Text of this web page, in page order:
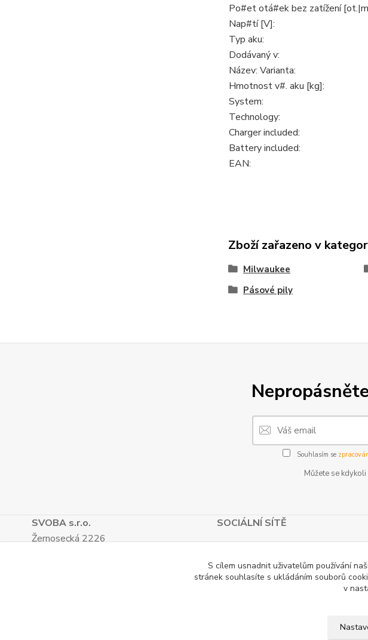
Po#et otá#ek bez zatížení
Nap#tí [V]:
Typ aku:
Dodávaný v:
Název: Varianta:
Hmotnost v#. aku [kg]:
System:
Technology:
Charger included:
Battery included:
EAN:
Zboží zařazeno v
Milwaukee
Pásové pily
Souhlasím se
Můžete se
SVOBA s.r.o. SOCIÁLNÍ SÍTĚ
Žernosecká 2226
S cílem usnadnit uživatelům používání
stránek souhlasíte s ukládáním souborů
v